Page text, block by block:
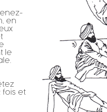
en
le
fois et